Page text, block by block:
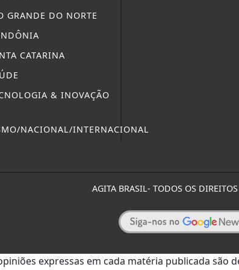
GRANDE DO NORTE
CATARINA
& INOVAÇÃO
NACIONAL/INTERNACIONAL
AGITA BRASIL- TODOS OS DIREITOS
expressas em cada matéria publicada